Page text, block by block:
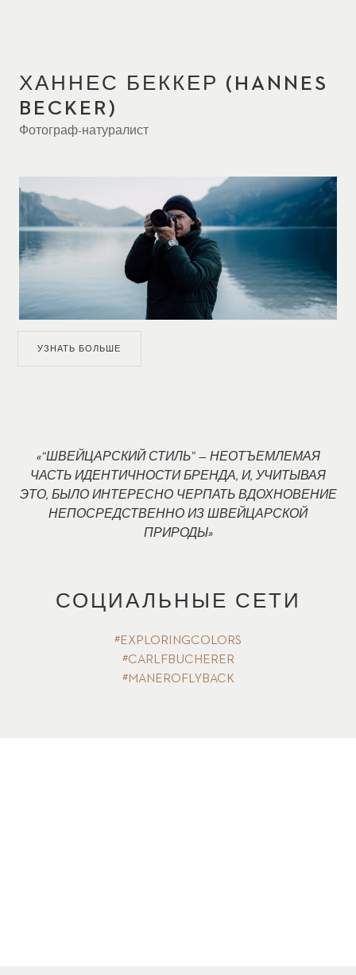
ХАННЕС БЕККЕР (HANNES
BECKER)
Фотограф-натуралист
УЗНАТЬ БОЛЬШЕ
«“ШВЕЙЦАРСКИЙ СТИЛЬ” — НЕОТЪЕМЛЕМАЯ
ЧАСТЬ ИДЕНТИЧНОСТИ БРЕНДА, И, УЧИТЫВАЯ
ЭТО, БЫЛО ИНТЕРЕСНО ЧЕРПАТЬ ВДОХНОВЕНИЕ
НЕПОСРЕДСТВЕННО ИЗ ШВЕЙЦАРСКОЙ
ПРИРОДЫ»
СОЦИАЛЬНЫЕ СЕТИ
#EXPLORINGCOLORS
#CARLFBUCHERER
#MANEROFLYBACK